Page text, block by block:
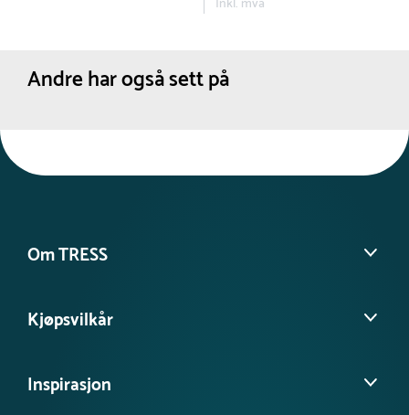
med en egnet malingsspray forhindre
Inkl. mva
Andre har også sett på
Om TRESS
Kontakt kundeservice
Tilgjengelighetserklæring
Kjøpsvilkår
Personvernerklæring
Inspirasjon